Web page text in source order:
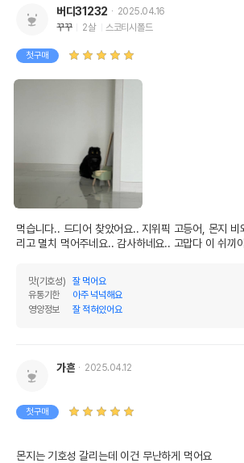
버디31232
2025.04.16
꾸꾸
2살 스코티시폴드
첫구매
먹습니다.. 드디어 찾았어요.. 지위픽 고등어, 몬지 비
리고 멸치 먹어주네요.. 감사하네요.. 고맙다 이 쉬끼
맛(기호성)
잘 먹어요
유통기한
아주 넉넉해요
영양정보
잘 적혀있어요
가흔 2025.04.12
첫구매
몬지는 기호성 갈리는데 이건 무난하게 먹어요